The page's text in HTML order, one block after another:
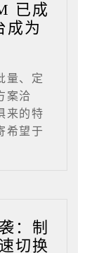
已成
成为
量、定
案洽
来的特
希望于
：制
切换